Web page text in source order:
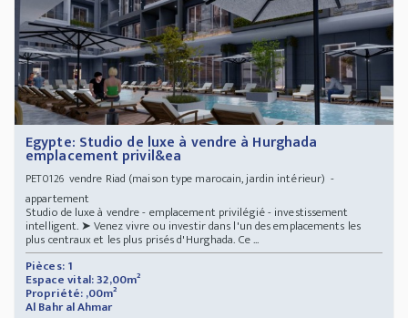
Egypte: Studio de luxe à vendre à Hurghada
emplacement privil&ea
PET0126vendre Riad (maison type marocain, jardin intérieur) -
appartement
Studio de luxe à vendre - emplacement privilégié - investissement
intelligent. ➤ Venez vivre ou investir dans l'un des emplacements les
plus centraux et les plus prisés d'Hurghada. Ce ...
Pièces: 1
Espace vital: 32,00m²
Propriété: ,00m²
Al Bahr al Ahmar